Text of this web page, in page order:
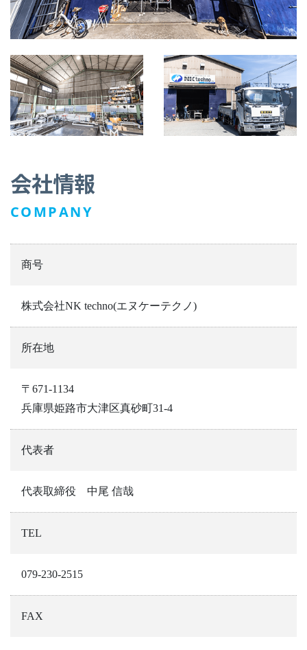
会社情報
COMPANY
商号
株式会社NK techno(エヌケーテクノ)
所在地
〒671-1134
兵庫県姫路市大津区真砂町31-4
代表者
代表取締役 中尾 信哉
TEL
079-230-2515
FAX